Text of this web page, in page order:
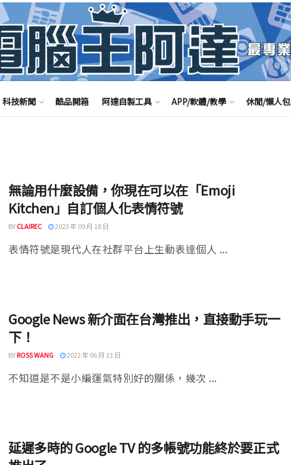
科技新聞 酷品開箱 阿達自製工具 APP/軟體/教學 休閒/懶人包
無論用什麼設備，你現在可以在「Emoji
Kitchen」自訂個人化表情符號
BYCLAIREC 2023 年 09 月 18 日
表情符號是現代人在社群平台上生動表達個人 ...
Google News 新介面在台灣推出，直接動手玩一
下！
BYROSS WANG 2022 年 06 月 23 日
不知道是不是小編運氣特別好的關係，幾次 ...
延遲多時的 Google TV 的多帳號功能終於要正式